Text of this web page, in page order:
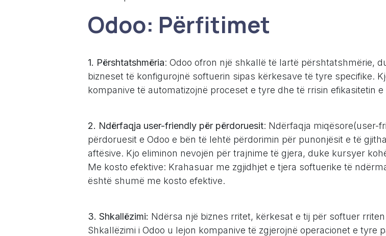
Odoo: Përfitimet
1. Përshtatshmëria: Odoo ofron një shkallë të lartë përshtatshmërie,
bizneset të konfigurojnë softuerin sipas kërkesave të tyre specifike.
kompanive të automatizojnë proceset e tyre dhe të rrisin efikasitetin e
2. Ndërfaqja user-friendly për përdoruesit: Ndërfaqja miqësore(user-
përdoruesit e Odoo e bën të lehtë përdorimin për punonjësit e të
aftësive. Kjo eliminon nevojën për trajnime të gjera, duke kursyer
Me kosto efektive: Krahasuar me zgjidhjet e tjera softuerike të
është shumë me kosto efektive.
3. Shkallëzimi: Ndërsa një biznes rritet, kërkesat e tij për softuer
Shkallëzimi i Odoo u lejon kompanive të zgjerojnë operacionet e tyre